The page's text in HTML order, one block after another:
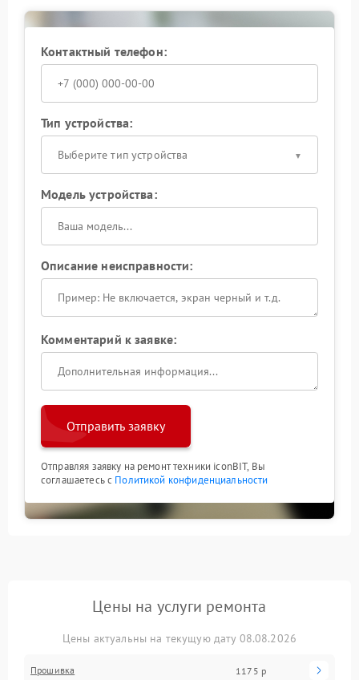
Контактный телефон:
Тип устройства:
Выберите тип устройства
Модель устройства:
Описание неисправности:
Комментарий к заявке:
Отправить заявку
Отправляя заявку на ремонт техники iconBIT, Вы
соглашаетесь с Политикой конфиденциальности
Цены на услуги ремонта
Цены актуальны на текущую дату 08.08.2026
Прошивка 1175 р